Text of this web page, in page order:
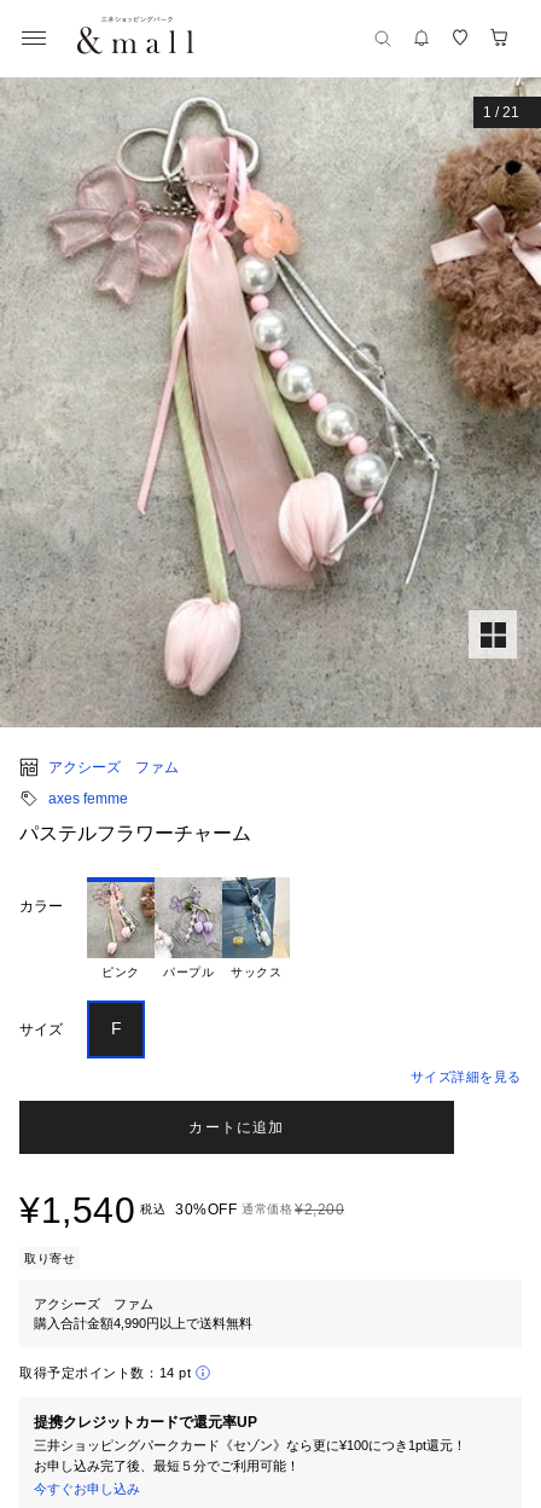
1 /21
アクシーズ ファム
axes femme
パステルフラワーチャーム
カラー
ピンク パープル サックス
サイズ F
サイズ詳細を見る
カートに追加
¥1,540 税込 30%OFF 通常価格¥2,200
取り寄せ
アクシーズ ファム
購入合計金額4,990円以上で送料無料
取得予定ポイント数： 14 pt
提携クレジットカードで還元率UP
三井ショッピングパークカード《セゾン》なら更に¥100につき1pt還元！
お申し込み完了後、最短５分でご利用可能！
今すぐお申し込み